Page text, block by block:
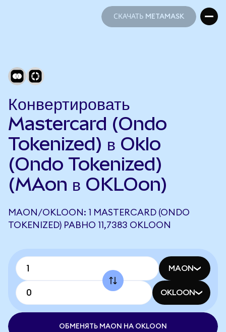
СКАЧАТЬ METAMASK
Конвертировать
Mastercard (Ondo
Tokenized) в Oklo
(Ondo Tokenized)
(MAon в OKLOon)
MAON/OKLOON: 1 MASTERCARD (ONDO
TOKENIZED) РАВНО 11,7383 OKLOON
MAON
OKLOON
ОБМЕНЯТЬ MAON НА OKLOON